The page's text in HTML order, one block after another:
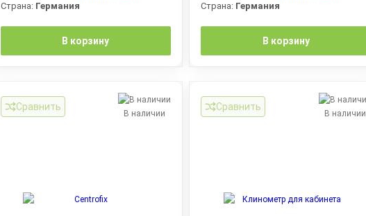
Страна: Германия
В корзину
Страна: Германия
В корзину
Сравнить
В наличии
Сравнить
В наличии